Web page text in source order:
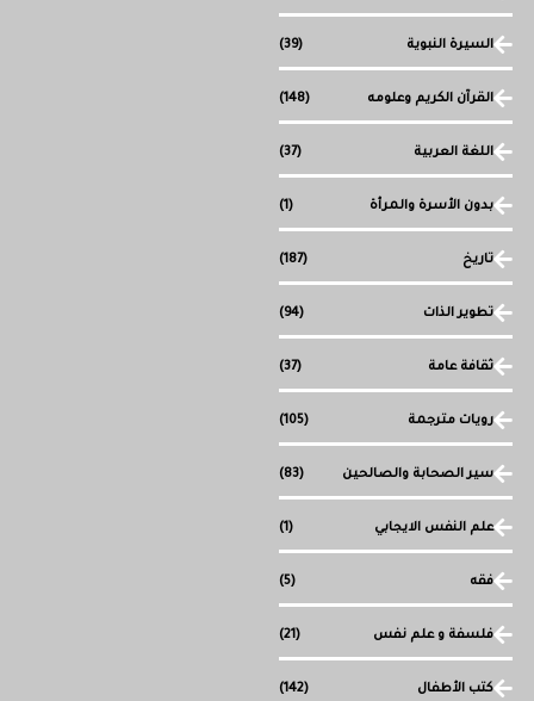
السيرة النبوية (39)
القرآن الكريم وعلومه (148)
اللغة العربية (37)
بدون الأسرة والمرأة (1)
تاريخ (187)
تطوير الذات (94)
ثقافة عامة (37)
رويات مترجمة (105)
سير الصحابة والصالحين (83)
علم النفس الايجابي (1)
فقه (5)
فلسفة و علم نفس (21)
كتب الأطفال (142)